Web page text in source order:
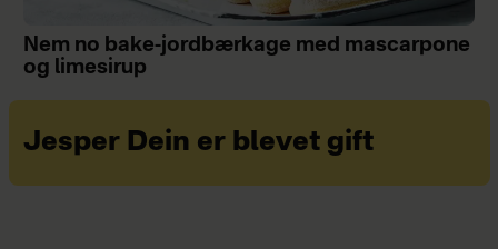
Nem no bake-jordbærkage med mascarpone
og limesirup
Jesper Dein er blevet gift